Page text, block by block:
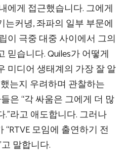
에게 접근했습니다. 그에게
커녕, 좌파의 일부 부문에
이 극중 대중 사이에서 그의
믿습니다. Quiles가 어떻게
미디어 생태계의 가장 잘 알
는지 우려하며 관찰하는
은 “각 싸움은 그에게 더 많
라고 애도합니다. 그러나
“RTVE 모임에 출연하기 전
말합니다.